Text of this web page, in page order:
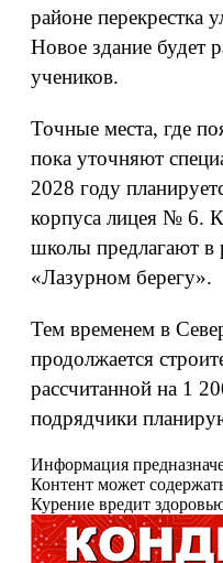
районе перекрестка
Новое здание будет
учеников.
Точные места, где
пока уточняют
2028 году
корпуса лицея № 6.
школы предлагают в
«Лазурном берегу».
Тем временем в
продолжается
рассчитанной на 1
подрядчики
Информация
Контент может
Курение вредит